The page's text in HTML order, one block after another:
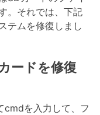
。それでは、下記
テムを修復しまし
ードを修復
cmdを入力して、フ